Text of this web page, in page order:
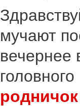
мучают
вечернее
родничок